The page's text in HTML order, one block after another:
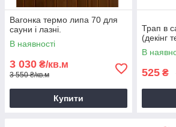
Вагонка термо липа 70 для
сауни і лазні.
В наявності
3 030 ₴/кв.м
3 550 ₴/кв.м
Купити
Трап в
(декінг
В
525 ₴